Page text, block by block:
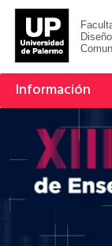
Información